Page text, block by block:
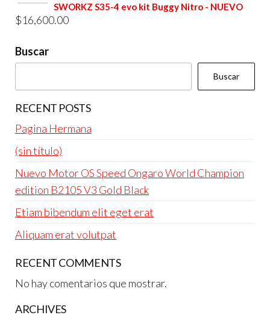
era:
$4,800.00.
es:
SWORKZ S35-4 evo kit Buggy Nitro - NUEVO
$16,600.00
Buscar
Buscar
RECENT POSTS
Pagina Hermana
(sin título)
Nuevo Motor OS Speed Ongaro World Champion
edition B2105 V3 Gold Black
Etiam bibendum elit eget erat
Aliquam erat volutpat
RECENT COMMENTS
No hay comentarios que mostrar.
ARCHIVES